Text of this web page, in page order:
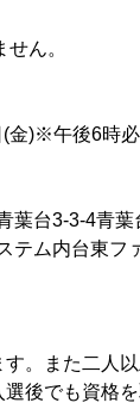
ん。
)※午後6時
台3-3-4青葉
ム内台東フ
また二人以
でも資格を